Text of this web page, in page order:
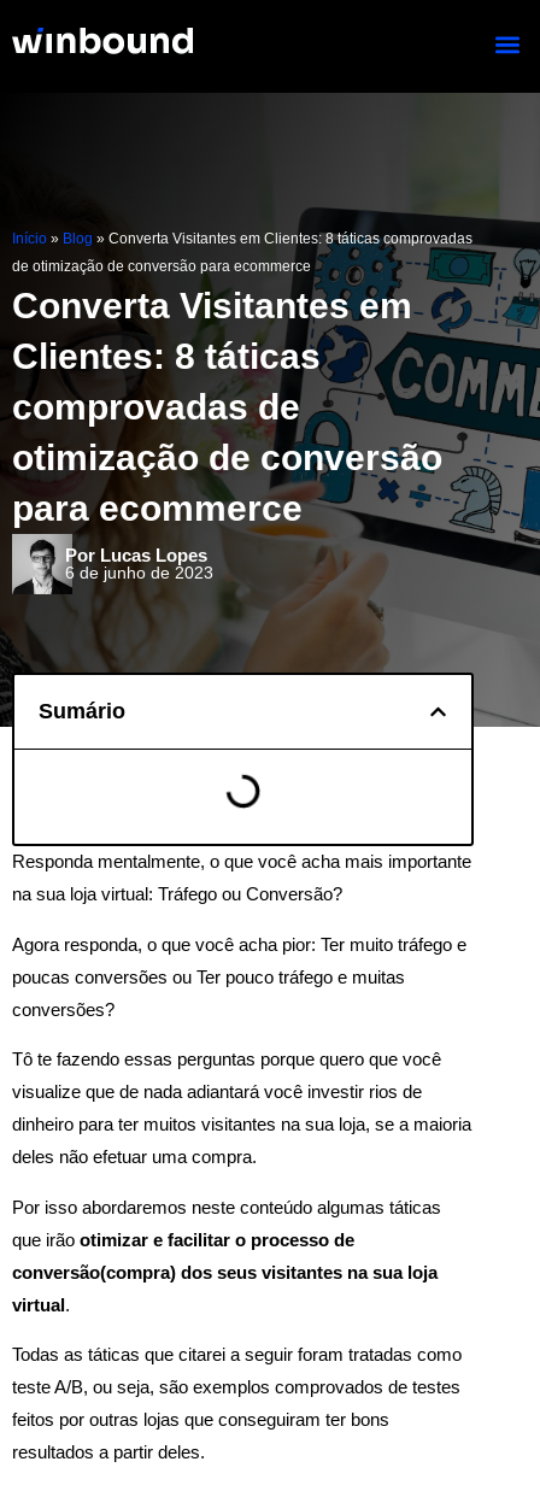
para
Início » Blog » Converta Visitantes em Clientes: 8 táticas comprovadas
de otimização de conversão para ecommerce
Converta Visitantes em
Clientes: 8 táticas
comprovadas de
otimização de conversão
para ecommerce
Por Lucas Lopes
6 de junho de 2023
Sumário
Responda mentalmente, o que você acha mais importante
na sua loja virtual: Tráfego ou Conversão?
Agora responda, o que você acha pior: Ter muito tráfego e
poucas conversões ou Ter pouco tráfego e muitas
conversões?
Tô te fazendo essas perguntas porque quero que você
visualize que de nada adiantará você investir rios de
dinheiro para ter muitos visitantes na sua loja, se a maioria
deles não efetuar uma compra.
Por isso abordaremos neste conteúdo algumas táticas
que irão otimizar e facilitar o processo de
conversão(compra) dos seus visitantes na sua loja
virtual .
Todas as táticas que citarei a seguir foram tratadas como
teste A/B, ou seja, são exemplos comprovados de testes
feitos por outras lojas que conseguiram ter bons
resultados a partir deles.